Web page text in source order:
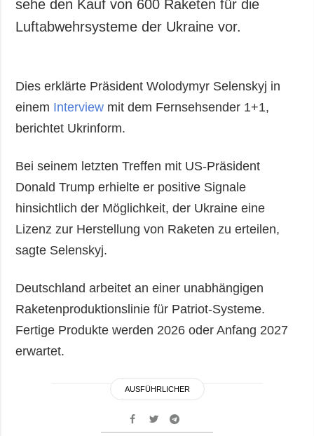
sehe den Kauf von 600 Raketen für die
Luftabwehrsysteme der Ukraine vor.
Dies erklärte Präsident Wolodymyr Selenskyj in
einem Interview mit dem Fernsehsender 1+1,
berichtet Ukrinform.
Bei seinem letzten Treffen mit US-Präsident
Donald Trump erhielte er positive Signale
hinsichtlich der Möglichkeit, der Ukraine eine
Lizenz zur Herstellung von Raketen zu erteilen,
sagte Selenskyj.
Deutschland arbeitet an einer unabhängigen
Raketenproduktionslinie für Patriot-Systeme.
Fertige Produkte werden 2026 oder Anfang 2027
erwartet.
AUSFÜHRLICHER